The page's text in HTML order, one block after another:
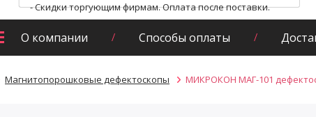
- Скидки торгующим фирмам. Оплата после поставки.
О компании Способы оплаты
Магнитопорошковые дефектоскопы МИКРОКОН МАГ-101